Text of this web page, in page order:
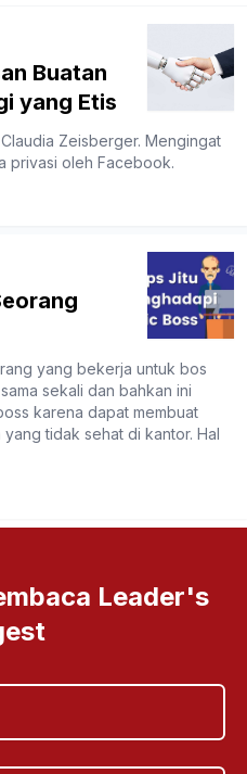
Buatan
yang Etis
Zeisberger. Mengingat
privasi oleh Facebook.
yang bekerja untuk bos
sekali dan bahkan ini
karena dapat membuat
tidak sehat di kantor. Hal
Leader's